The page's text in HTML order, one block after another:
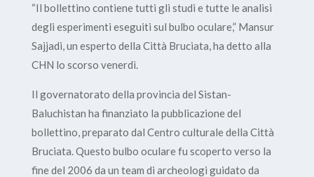
“Il bollettino contiene tutti gli studi e tutte le analisi
degli esperimenti eseguiti sul bulbo oculare,” Mansur
Sajjadi, un esperto della Città Bruciata, ha detto alla
CHN lo scorso venerdì.
Il governatorato della provincia del Sistan-
Baluchistan ha finanziato la pubblicazione del
bollettino, preparato dal Centro culturale della Città
Bruciata. Questo bulbo oculare fu scoperto verso la
fine del 2006 da un team di archeologi guidato da